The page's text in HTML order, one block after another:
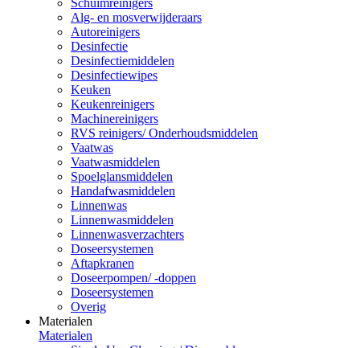
Alg- en mosverwijderaars
Autoreinigers
Desinfectie
Desinfectiemiddelen
Desinfectiewipes
Keuken
Keukenreinigers
Machinereinigers
RVS reinigers/ Onderhoudsmiddelen
Vaatwas
Vaatwasmiddelen
Spoelglansmiddelen
Handafwasmiddelen
Linnenwas
Linnenwasmiddelen
Linnenwasverzachters
Doseersystemen
Aftapkranen
Doseerpompen/ -doppen
Doseersystemen
Overig
Materialen
Materialen